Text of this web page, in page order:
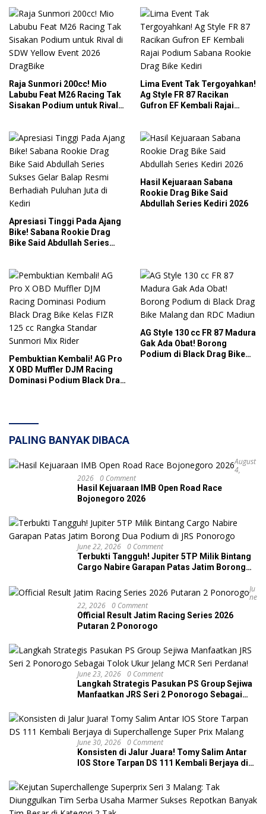
Raja Sunmori 200cc! Mio
Labubu Feat M26 Racing Tak
Sisakan Podium untuk Rival
Lima Event Tak Tergoyahkan!
Ag Style FR 87 Racikan
Gufron EF Kembali Rajai
Apresiasi Tinggi Pada Ajang
Bike! Sabana Rookie Drag
Bike Said Abdullah Series
Kediri
Hasil Kejuaraan Sabana
Rookie Drag Bike Said
Abdullah Series Kediri 2026
Pembuktian Kembali! AG Pro
X OBD Muffler DJM Racing
Dominasi Podium Black Drag
AG Style 130 cc FR 87 Madura
Gak Ada Obat! Borong
Podium di Black Drag Bike
PALING BANYAK DIBACA
August
4,
2026 0 Comment
Hasil Kejuaraan IMB Open Road Race
Bojonegoro 2026
June 22, 2026 0 Comment
Terbukti Tangguh! Jupiter 5TP Milik Bintang
Cargo Nabire Garapan Patas Jatim Borong
Ju
Ne
22, 2026 0 Comment
Official Result Jatim Racing Series 2026
Putaran 2 Ponorogo
June 23, 2026 0 Comment
Langkah Strategis Pasukan PS Group Sejiwa
Manfaatkan JRS Seri 2 Ponorogo Sebagai
June 30, 2026 0 Comment
Konsisten di Jalur Juara! Tomy Salim Antar
IOS Store Tarpan DS 111 Kembali Berjaya di